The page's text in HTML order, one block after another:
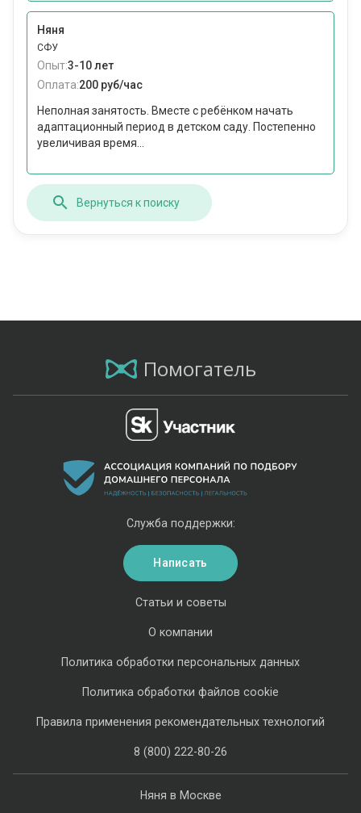
Няня
СФУ
Опыт:3-10 лет
Оплата:200 руб/час
Неполная занятость. Вместе с ребёнком начать
адаптационный период в детском саду. Постепенно
увеличивая время...
Вернуться к поиску
Помогатель
Няня в Москве
Статьи и советы
О компании
Политика обработки персональных данных
Политика обработки файлов cookie
Правила применения рекомендательных технологий
8 (800) 222-80-26
Служба поддержки:
Написать